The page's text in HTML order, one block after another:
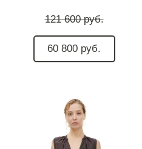
121 600 руб.
60 800 руб.